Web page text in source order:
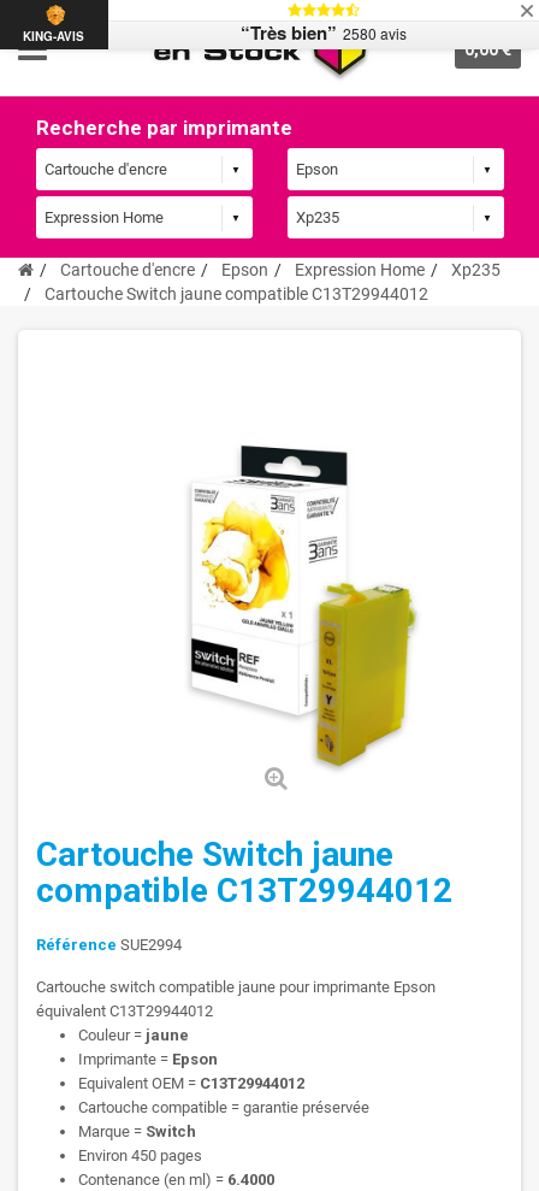
0,00 €
Recherche par imprimante
Cartouche d'encre Epson Expression Home
Xp235
Cartouche Switch jaune compatible C13T29944012
Cartouche Switch jaune
compatible C13T29944012
Référence SUE2994
Cartouche switch compatible jaune pour imprimante Epson
équivalent C13T29944012
Couleur = jaune
Imprimante = Epson
Equivalent OEM = C13T29944012
Cartouche compatible = garantie préservée
Marque = Switch
Environ 450 pages
Contenance (en ml) = 6.4000
KING-AVIS “Très bien” 2580 avis